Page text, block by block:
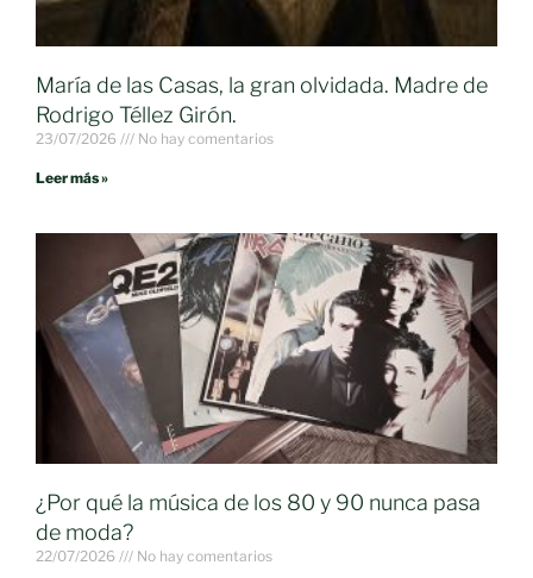
María de las Casas, la gran olvidada. Madre de
Rodrigo Téllez Girón.
23/07/2026 No hay comentarios
Leer más »
¿Por qué la música de los 80 y 90 nunca pasa
de moda?
22/07/2026 No hay comentarios